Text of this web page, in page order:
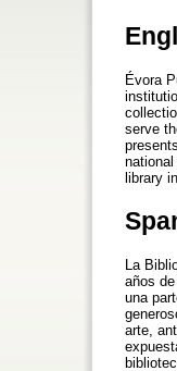
Évora
serve
library
La
años
una
arte,